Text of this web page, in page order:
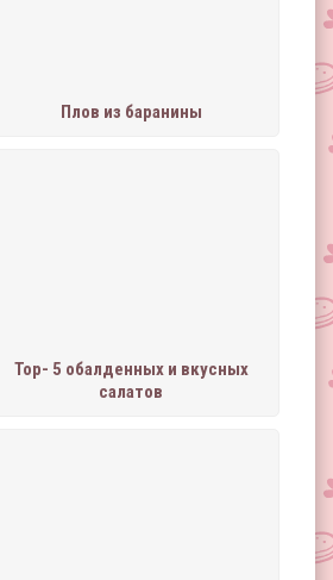
Плов из баранины
Тор- 5 обалденных и вкусных
салатов